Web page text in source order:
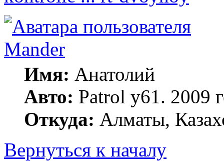
Mander
Имя: Анатолий
Авто: Patrol y61.
Откуда: Алматы,
Вернуться к началу